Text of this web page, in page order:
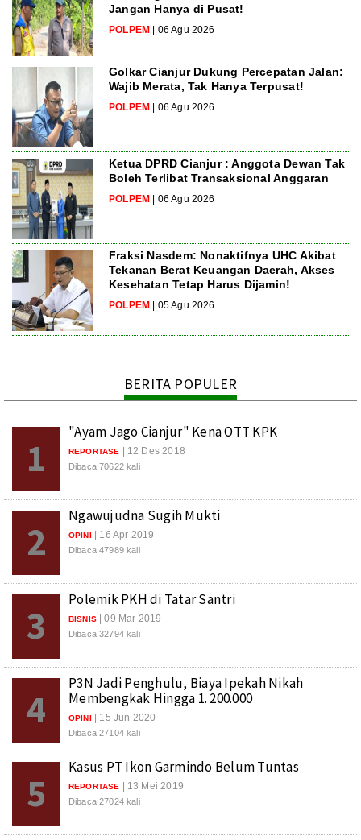
Jangan Hanya di Pusat!
POLPEM | 06 Agu 2026
Golkar Cianjur Dukung Percepatan Jalan:
Wajib Merata, Tak Hanya Terpusat!
POLPEM | 06 Agu 2026
Ketua DPRD Cianjur : Anggota Dewan Tak
Boleh Terlibat Transaksional Anggaran
POLPEM | 06 Agu 2026
Fraksi Nasdem: Nonaktifnya UHC Akibat
Tekanan Berat Keuangan Daerah, Akses
Kesehatan Tetap Harus Dijamin!
POLPEM | 05 Agu 2026
BERITA POPULER
1
"Ayam Jago Cianjur" Kena OTT KPK
REPORTASE | 12 Des 2018
Dibaca 70622 kali
2
Ngawujudna Sugih Mukti
OPINI | 16 Apr 2019
Dibaca 47989 kali
3
Polemik PKH di Tatar Santri
BISNIS | 09 Mar 2019
Dibaca 32794 kali
4
P3N Jadi Penghulu, Biaya Ipekah Nikah
Membengkak Hingga 1. 200.000
OPINI | 15 Jun 2020
Dibaca 27104 kali
5
Kasus PT Ikon Garmindo Belum Tuntas
REPORTASE | 13 Mei 2019
Dibaca 27024 kali